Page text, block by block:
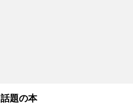
話題の本